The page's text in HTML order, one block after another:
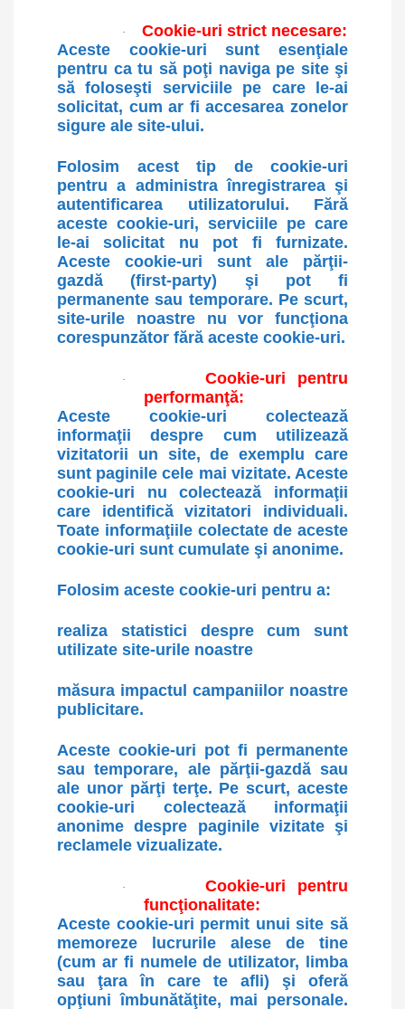
·
Cookie-uri strict necesare:
Aceste cookie-uri sunt esenţiale
pentru ca tu să poţi naviga pe site şi
să foloseşti serviciile pe care le-ai
solicitat, cum ar fi accesarea zonelor
sigure ale site-ului.
Folosim acest tip de cookie-uri
pentru a administra înregistrarea şi
autentificarea utilizatorului. Fără
aceste cookie-uri, serviciile pe care
le-ai solicitat nu pot fi furnizate.
Aceste cookie-uri sunt ale părţii-
gazdă (first-party) şi pot fi
permanente sau temporare. Pe scurt,
site-urile noastre nu vor funcţiona
corespunzător fără aceste cookie-uri.
·
Cookie-uri pentru
performanţă:
Aceste cookie-uri colectează
informaţii despre cum utilizează
vizitatorii un site, de exemplu care
sunt paginile cele mai vizitate. Aceste
cookie-uri nu colectează informaţii
care identifică vizitatori individuali.
Toate informaţiile colectate de aceste
cookie-uri sunt cumulate şi anonime.
Folosim aceste cookie-uri pentru a:
realiza statistici despre cum sunt
utilizate site-urile noastre
măsura impactul campaniilor noastre
publicitare.
Aceste cookie-uri pot fi permanente
sau temporare, ale părţii-gazdă sau
ale unor părţi terţe. Pe scurt, aceste
cookie-uri colectează informaţii
anonime despre paginile vizitate şi
reclamele vizualizate.
·
Cookie-uri pentru
funcţionalitate:
Aceste cookie-uri permit unui site să
memoreze lucrurile alese de tine
(cum ar fi numele de utilizator, limba
sau ţara în care te afli) şi oferă
opţiuni îmbunătăţite, mai personale.